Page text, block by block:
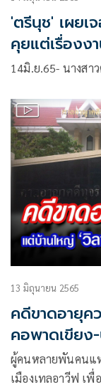
'ตรีนุช' เผยเ
คุยแต่เรื่องง
14มิ.ย.65- นางสา
13 มิถุนายน 2565
คดีขาดอายุค
คอพาดเขียง
ผู้คนหลายพันคนแห่
เมืองเทลอาวีฟ เพื่